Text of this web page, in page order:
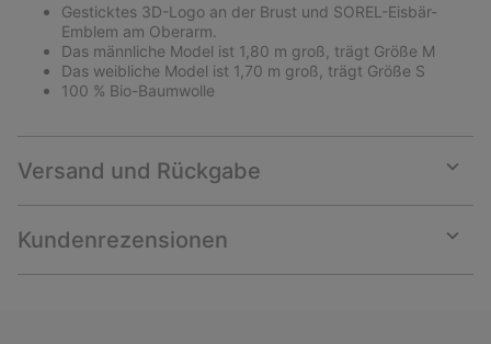
Gesticktes 3D-Logo an der Brust und SOREL-Eisbär-
Emblem am Oberarm.
Das männliche Model ist 1,80 m groß, trägt Größe M
Das weibliche Model ist 1,70 m groß, trägt Größe S
100 % Bio-Baumwolle
Versand und Rückgabe
or
Kundenrezensionen
or